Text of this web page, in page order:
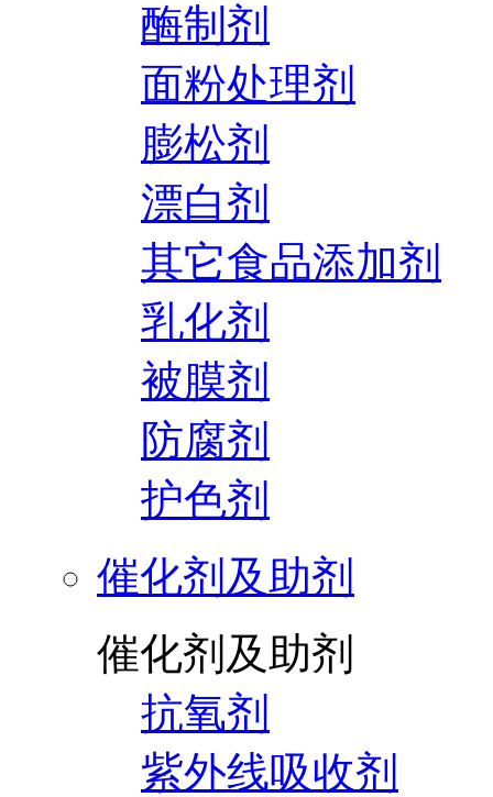
酶制剂
面粉处理剂
膨松剂
漂白剂
其它食品添加剂
乳化剂
被膜剂
防腐剂
护色剂
催化剂及助剂
催化剂及助剂
抗氧剂
紫外线吸收剂